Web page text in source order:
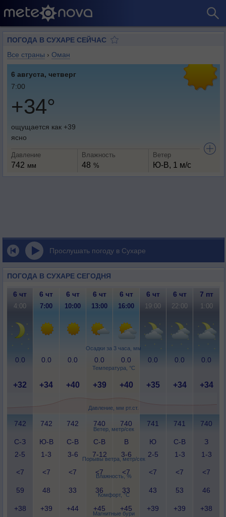
ПОГОДА В СУХАРЕ СЕЙЧАС
Все страны › Оман
6 августа, четверг
7:00
+34°
ощущается как +39
ясно
Давление
742 мм
Влажность
48 %
Ветер
Ю-В, 1 м/с
Прослушать погоду в Сухаре
ПОГОДА В СУХАРЕ СЕГОДНЯ
Осадки за 3 часа, мм
Температура, °C
Давление, мм рт.ст.
Ветер, метр/сек
Порывы ветра, метр/сек
Влажность, %
Комфорт, °C
Магнитные бури
6 чт 6 чт 6 чт 6 чт 6 чт 6 чт 6 чт 7 пт
4:00 7:00 10:00 13:00 16:00 19:00 22:00 1:00
0.0 0.0 0.0 0.0 0.0 0.0 0.0 0.0
+32 +34 +40 +39 +40 +35 +34 +34
742 742 742 740 740 741 741 740
С-З
2-5
Ю-В
1-3
С-В
3-6
С-В
7-12
В
3-6
Ю
2-5
С-В
1-3
З
1-3
<7 <7 <7 <7 <7 <7 <7 <7
59 48 33 36 33 43 53 46
+38 +39 +44 +45 +45 +39 +39 +38